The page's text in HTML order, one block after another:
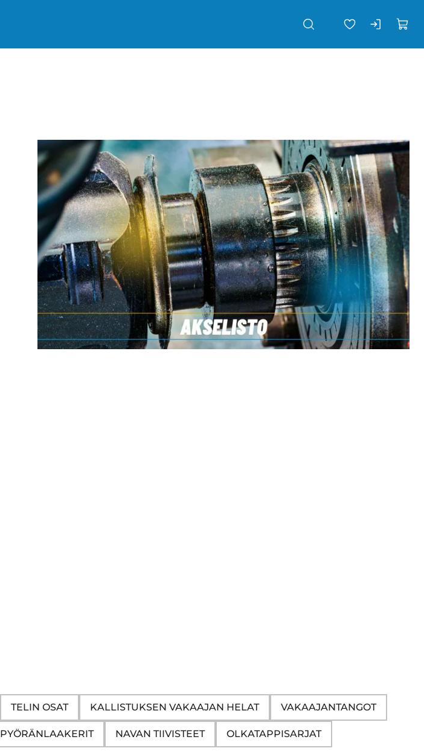
TELIN OSAT KALLISTUKSEN VAKAAJAN HELAT VAKAAJANTANGOT
PYÖRÄNLAAKERIT NAVAN TIIVISTEET OLKATAPPISARJAT